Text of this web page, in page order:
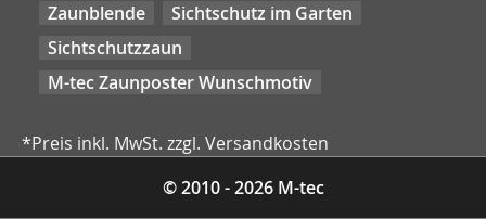
Zaunblende
Sichtschutz im Garten
Sichtschutzzaun
M-tec Zaunposter Wunschmotiv
*Preis inkl. MwSt. zzgl. Versandkosten
© 2010 - 2026 M-tec